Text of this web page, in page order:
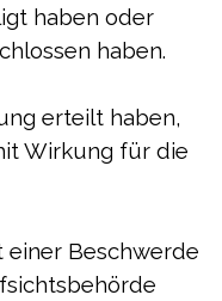
haben oder
haben.
erteilt haben,
Wirkung für die
einer Beschwerde